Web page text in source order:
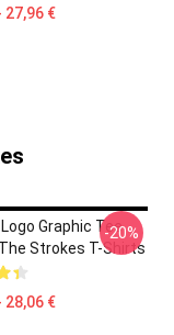
27,96 €
Graphic Tee
Strokes T-Shirts
28,06 €
-20%